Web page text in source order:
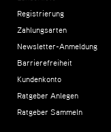
Registrierung
Zahlungsarten
Newsletter-Anmeldung
Barrierefreiheit
Kundenkonto
Ratgeber Anlegen
Ratgeber Sammeln